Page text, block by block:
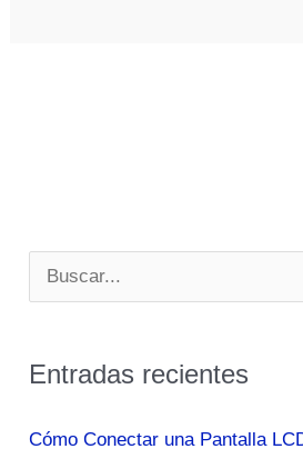
u
c
Entradas recientes
Cómo Conectar una Pantalla